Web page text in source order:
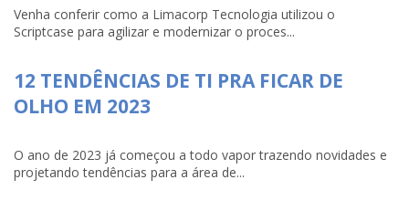
Venha conferir como a Limacorp Tecnologia utilizou o
Scriptcase para agilizar e modernizar o proces...
12 TENDÊNCIAS DE TI PRA FICAR DE
OLHO EM 2023
O ano de 2023 já começou a todo vapor trazendo novidades e
projetando tendências para a área de...